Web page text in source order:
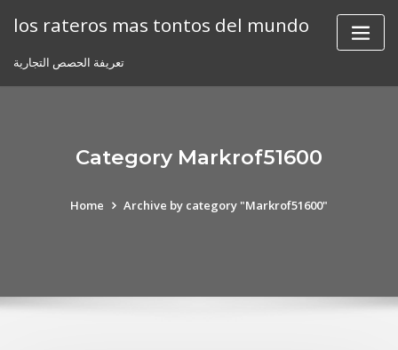
los rateros mas tontos del mundo
تعريفة الحصص التجارية
Category Markrof51600
Home Archive by category "Markrof51600"